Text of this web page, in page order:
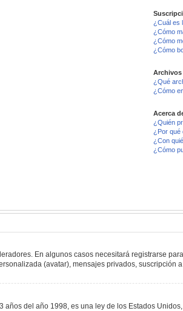
¿Cuál es
¿Cómo
¿Cómo
¿Cómo
¿Qué
¿Cómo
Acerca
¿Quién
¿Por qué
¿Con
¿Cómo
En algunos casos necesitará registrarse
(avatar), mensajes privados,
años del año 1998, es una ley de los Estados